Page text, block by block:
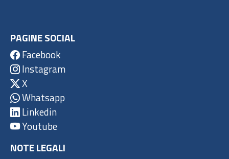
PAGINE SOCIAL
Facebook
Instagram
X
Whatsapp
Linkedin
Youtube
NOTE LEGALI